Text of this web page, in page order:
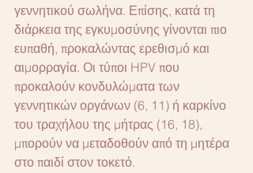
γεννητικού σωλήνα. Επίσης, κατά τη
διάρκεια της εγκυμοσύνης γίνονται πιο
ευπαθή, προκαλώντας ερεθισμό και
αιμορραγία. Οι τύποι HPV που
προκαλούν κονδυλώματα των
γεννητικών οργάνων (6, 11) ή καρκίνο
του τραχήλου της μήτρας (16, 18),
μπορούν να μεταδοθούν από τη μητέρα
στο παιδί στον τοκετό.